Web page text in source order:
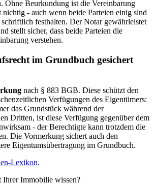
Ohne Beurkundung ist die Vereinbarung
- auch wenn beide Parteien einig sind
festhalten. Der Notar gewährleistet
stellt sicher, dass beide Parteien die
verstehen.
im Grundbuch gesichert
nach § 883 BGB. Diese schützt den
Verfügungen des Eigentümers:
das Grundstück während der
Dritten, ist diese Verfügung gegenüber dem
- der Berechtigte kann trotzdem die
Die Vormerkung sichert auch den
Eigentumsübertragung im Grundbuch.
Lexikon.
Ihrer Immobilie wissen?